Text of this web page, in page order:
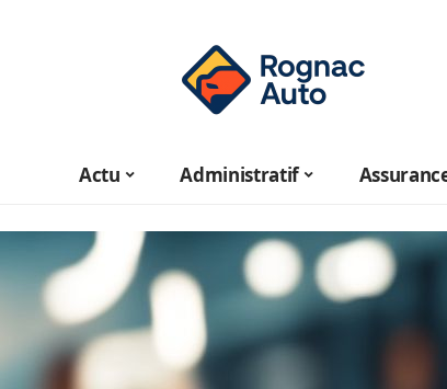
Actu Administratif